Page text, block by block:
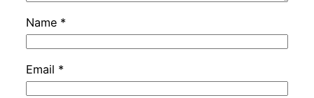
Name *
Email *